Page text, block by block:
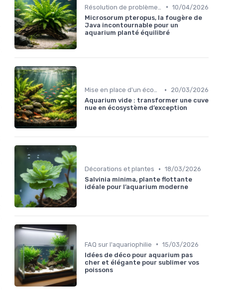
• 10/04/2026
Microsorum pteropus, la fougère de
Java incontournable pour un
aquarium planté équilibré
Mise en place d'un écosystème •
20/03/2026
Aquarium vide : transformer une cuve
nue en écosystème d’exception
Décorations et plantes • 18/03/2026
Salvinia minima, plante flottante
idéale pour l’aquarium moderne
FAQ sur l'aquariophilie • 15/03/2026
Idées de déco pour aquarium pas
cher et élégante pour sublimer vos
poissons